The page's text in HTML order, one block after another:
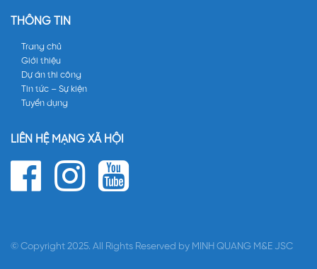
THÔNG TIN
Trang chủ
Giới thiệu
Dự án thi công
Tin tức – Sự kiện
Tuyển dụng
LIÊN HỆ MẠNG XÃ HỘI
© Copyright 2025. All Rights Reserved by MINH QUANG M&E JSC